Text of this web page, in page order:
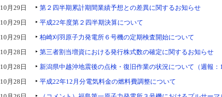
10月29日
第２四半期累計期間業績予想との差異に関するお知らせ
10月29日
平成22年度第２四半期決算について
10月29日
柏崎刈羽原子力発電所６号機の定期検査開始について
10月28日
第三者割当増資における発行株式数の確定に関するお知らせ
10月28日
新潟県中越沖地震後の点検・復旧作業の状況について（週報：
10月28日
平成22年12月分電気料金の燃料費調整について